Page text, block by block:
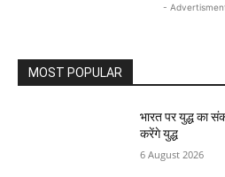
-
MOST POPULAR
भारत पर युद्ध का
करेंगे युद्ध
6 August 2026